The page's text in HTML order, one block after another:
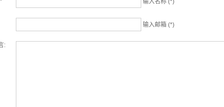
输入名称 (*)
输入邮箱 (*)
: